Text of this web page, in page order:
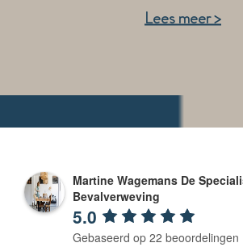
Lees meer >
Martine Wagemans De
Bevalverweving
5.0
Gebaseerd op 22 beoordelingen